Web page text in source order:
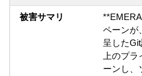
被害サマリ
ペーンが
呈した
上のプ
ーンし、